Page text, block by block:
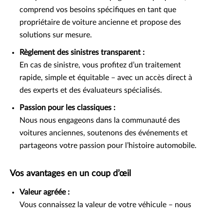
comprend vos besoins spécifiques en tant que
propriétaire de voiture ancienne et propose des
solutions sur mesure.
Règlement des sinistres transparent :
En cas de sinistre, vous profitez d’un traitement
rapide, simple et équitable – avec un accès direct à
des experts et des évaluateurs spécialisés.
Passion pour les classiques :
Nous nous engageons dans la communauté des
voitures anciennes, soutenons des événements et
partageons votre passion pour l’histoire automobile.
Vos avantages en un coup d’œil
Valeur agréée :
Vous connaissez la valeur de votre véhicule – nous